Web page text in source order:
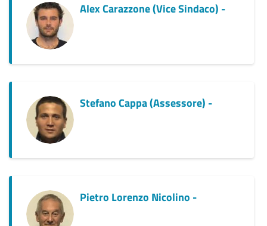
Alex Carazzone (Vice Sindaco) -
Stefano Cappa (Assessore) -
Pietro Lorenzo Nicolino -